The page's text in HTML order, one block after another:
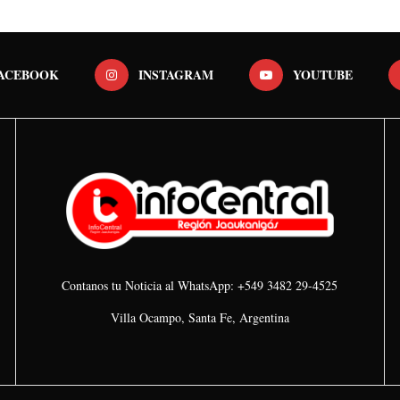
INSTAGRAM YOUTUBE
Contanos tu Noticia al WhatsApp: +549 3482 29-4525
Villa Ocampo, Santa Fe, Argentina